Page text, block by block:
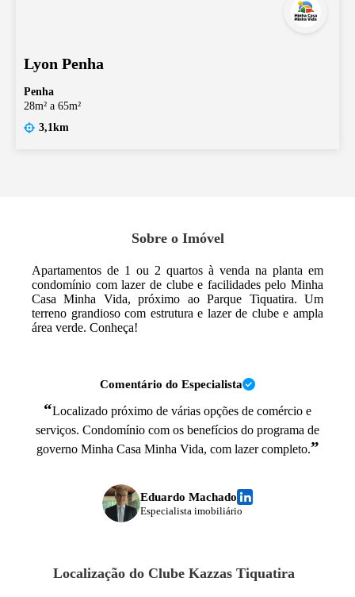
Lyon Penha
Penha
28m² a 65m²
3,1km
Sobre o Imóvel
Apartamentos de 1 ou 2 quartos à venda na planta em
condomínio com lazer de clube e facilidades pelo Minha
Casa Minha Vida, próximo ao Parque Tiquatira. Um
terreno grandioso com estrutura e lazer de clube e ampla
área verde. Conheça!
Comentário do Especialista
“Localizado próximo de várias opções de comércio e
serviços. Condomínio com os benefícios do programa de
governo Minha Casa Minha Vida, com lazer completo.”
Eduardo Machado
Especialista imobiliário
Localização do Clube Kazzas Tiquatira